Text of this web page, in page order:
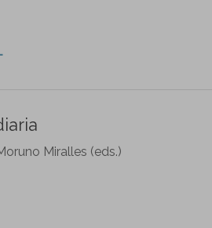
Miralles (eds.)